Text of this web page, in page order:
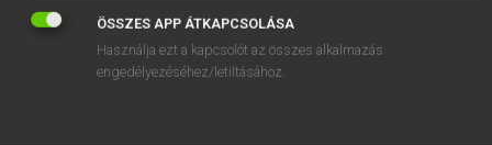
ELÉRHETŐSÉG
SÜTI BEÁLLÍTÁSOK
ÖSSZES APP ÁTKAPCSOLÁSA
Használja ezt a kapcsolót az összes alkalmazás
engedélyezéséhez/letiltásához.